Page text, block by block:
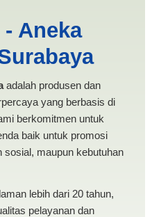
TENDA
Aneka
adalah produsen dan
yang berbasis di
berkomitmen untuk
baik untuk promosi
sosial, maupun kebutuhan
lebih dari 20 tahun,
pelayanan dan